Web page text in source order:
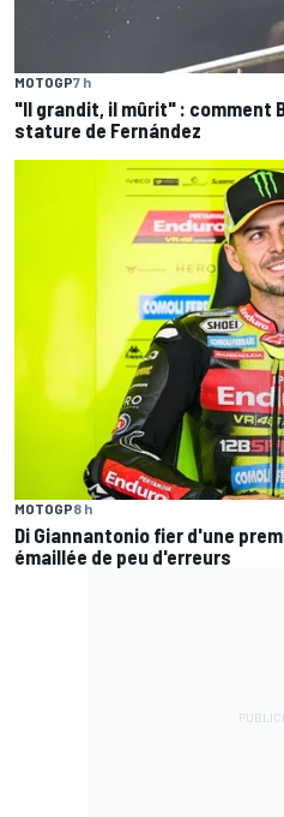
MOTOGP7 h
"Il grandit, il mûrit" : comment
stature de Fernández
MOTOGP8 h
Di Giannantonio fier d'une
émaillée de peu d'erreurs